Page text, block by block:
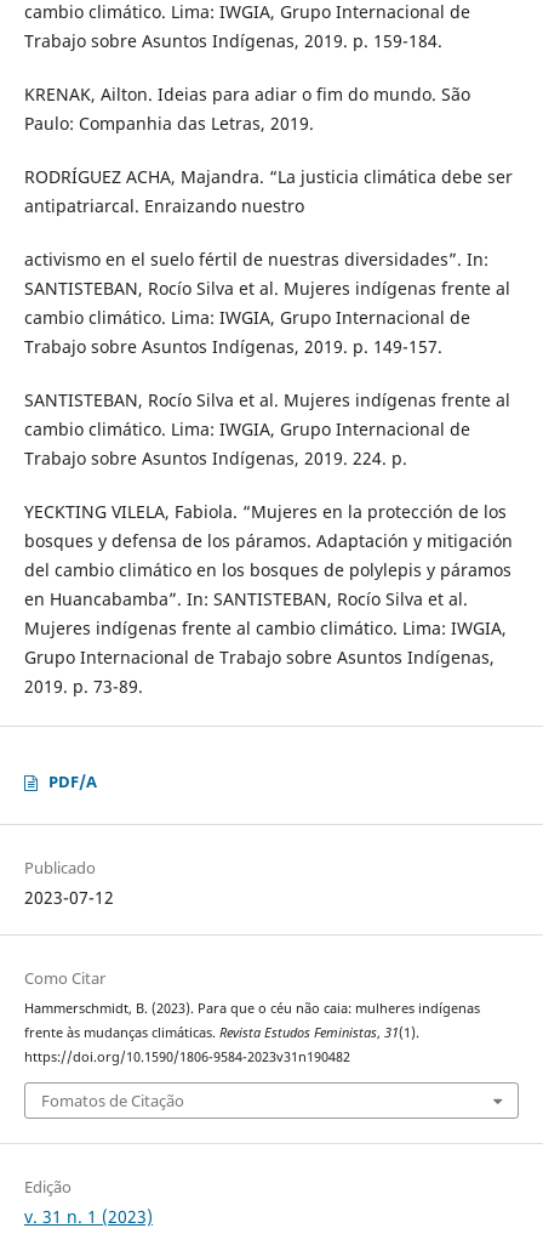
cambio climático. Lima: IWGIA, Grupo Internacional de
Trabajo sobre Asuntos Indígenas, 2019. p. 159-184.
KRENAK, Ailton. Ideias para adiar o fim do mundo. São
Paulo: Companhia das Letras, 2019.
RODRÍGUEZ ACHA, Majandra. “La justicia climática debe ser
antipatriarcal. Enraizando nuestro
activismo en el suelo fértil de nuestras diversidades”. In:
SANTISTEBAN, Rocío Silva et al. Mujeres indígenas frente al
cambio climático. Lima: IWGIA, Grupo Internacional de
Trabajo sobre Asuntos Indígenas, 2019. p. 149-157.
SANTISTEBAN, Rocío Silva et al. Mujeres indígenas frente al
cambio climático. Lima: IWGIA, Grupo Internacional de
Trabajo sobre Asuntos Indígenas, 2019. 224. p.
YECKTING VILELA, Fabiola. “Mujeres en la protección de los
bosques y defensa de los páramos. Adaptación y mitigación
del cambio climático en los bosques de polylepis y páramos
en Huancabamba”. In: SANTISTEBAN, Rocío Silva et al.
Mujeres indígenas frente al cambio climático. Lima: IWGIA,
Grupo Internacional de Trabajo sobre Asuntos Indígenas,
2019. p. 73-89.
PDF/A
Publicado
2023-07-12
Como Citar
Hammerschmidt, B. (2023). Para que o céu não caia: mulheres indígenas
frente às mudanças climáticas. Revista Estudos Feministas, 31(1).
https://doi.org/10.1590/1806-9584-2023v31n190482
Fomatos de Citação
Edição
v. 31 n. 1 (2023)